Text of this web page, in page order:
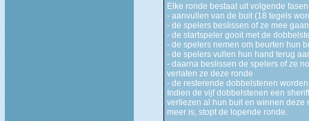
Elke ronde bestaat uit volgende
- aanvullen van de buit (18 tegels
- de spelers beslissen of ze mee
- de startspeler gooit met de
- de spelers nemen om beurten hun
- de spelers vullen hun hand terug
- daarna beslissen de spelers of ze
verlaten ze deze ronde
- de resterende dobbelstenen
Indien de vijf dobbelstenen een
verliezen al hun buit en winnen deze
meer is, stopt de lopende ronde.